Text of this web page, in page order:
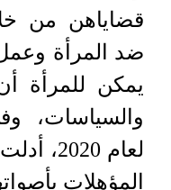
قضاياهن من
ضد المرأة
يمكن للمرأة
والسياسات،
المؤهلات